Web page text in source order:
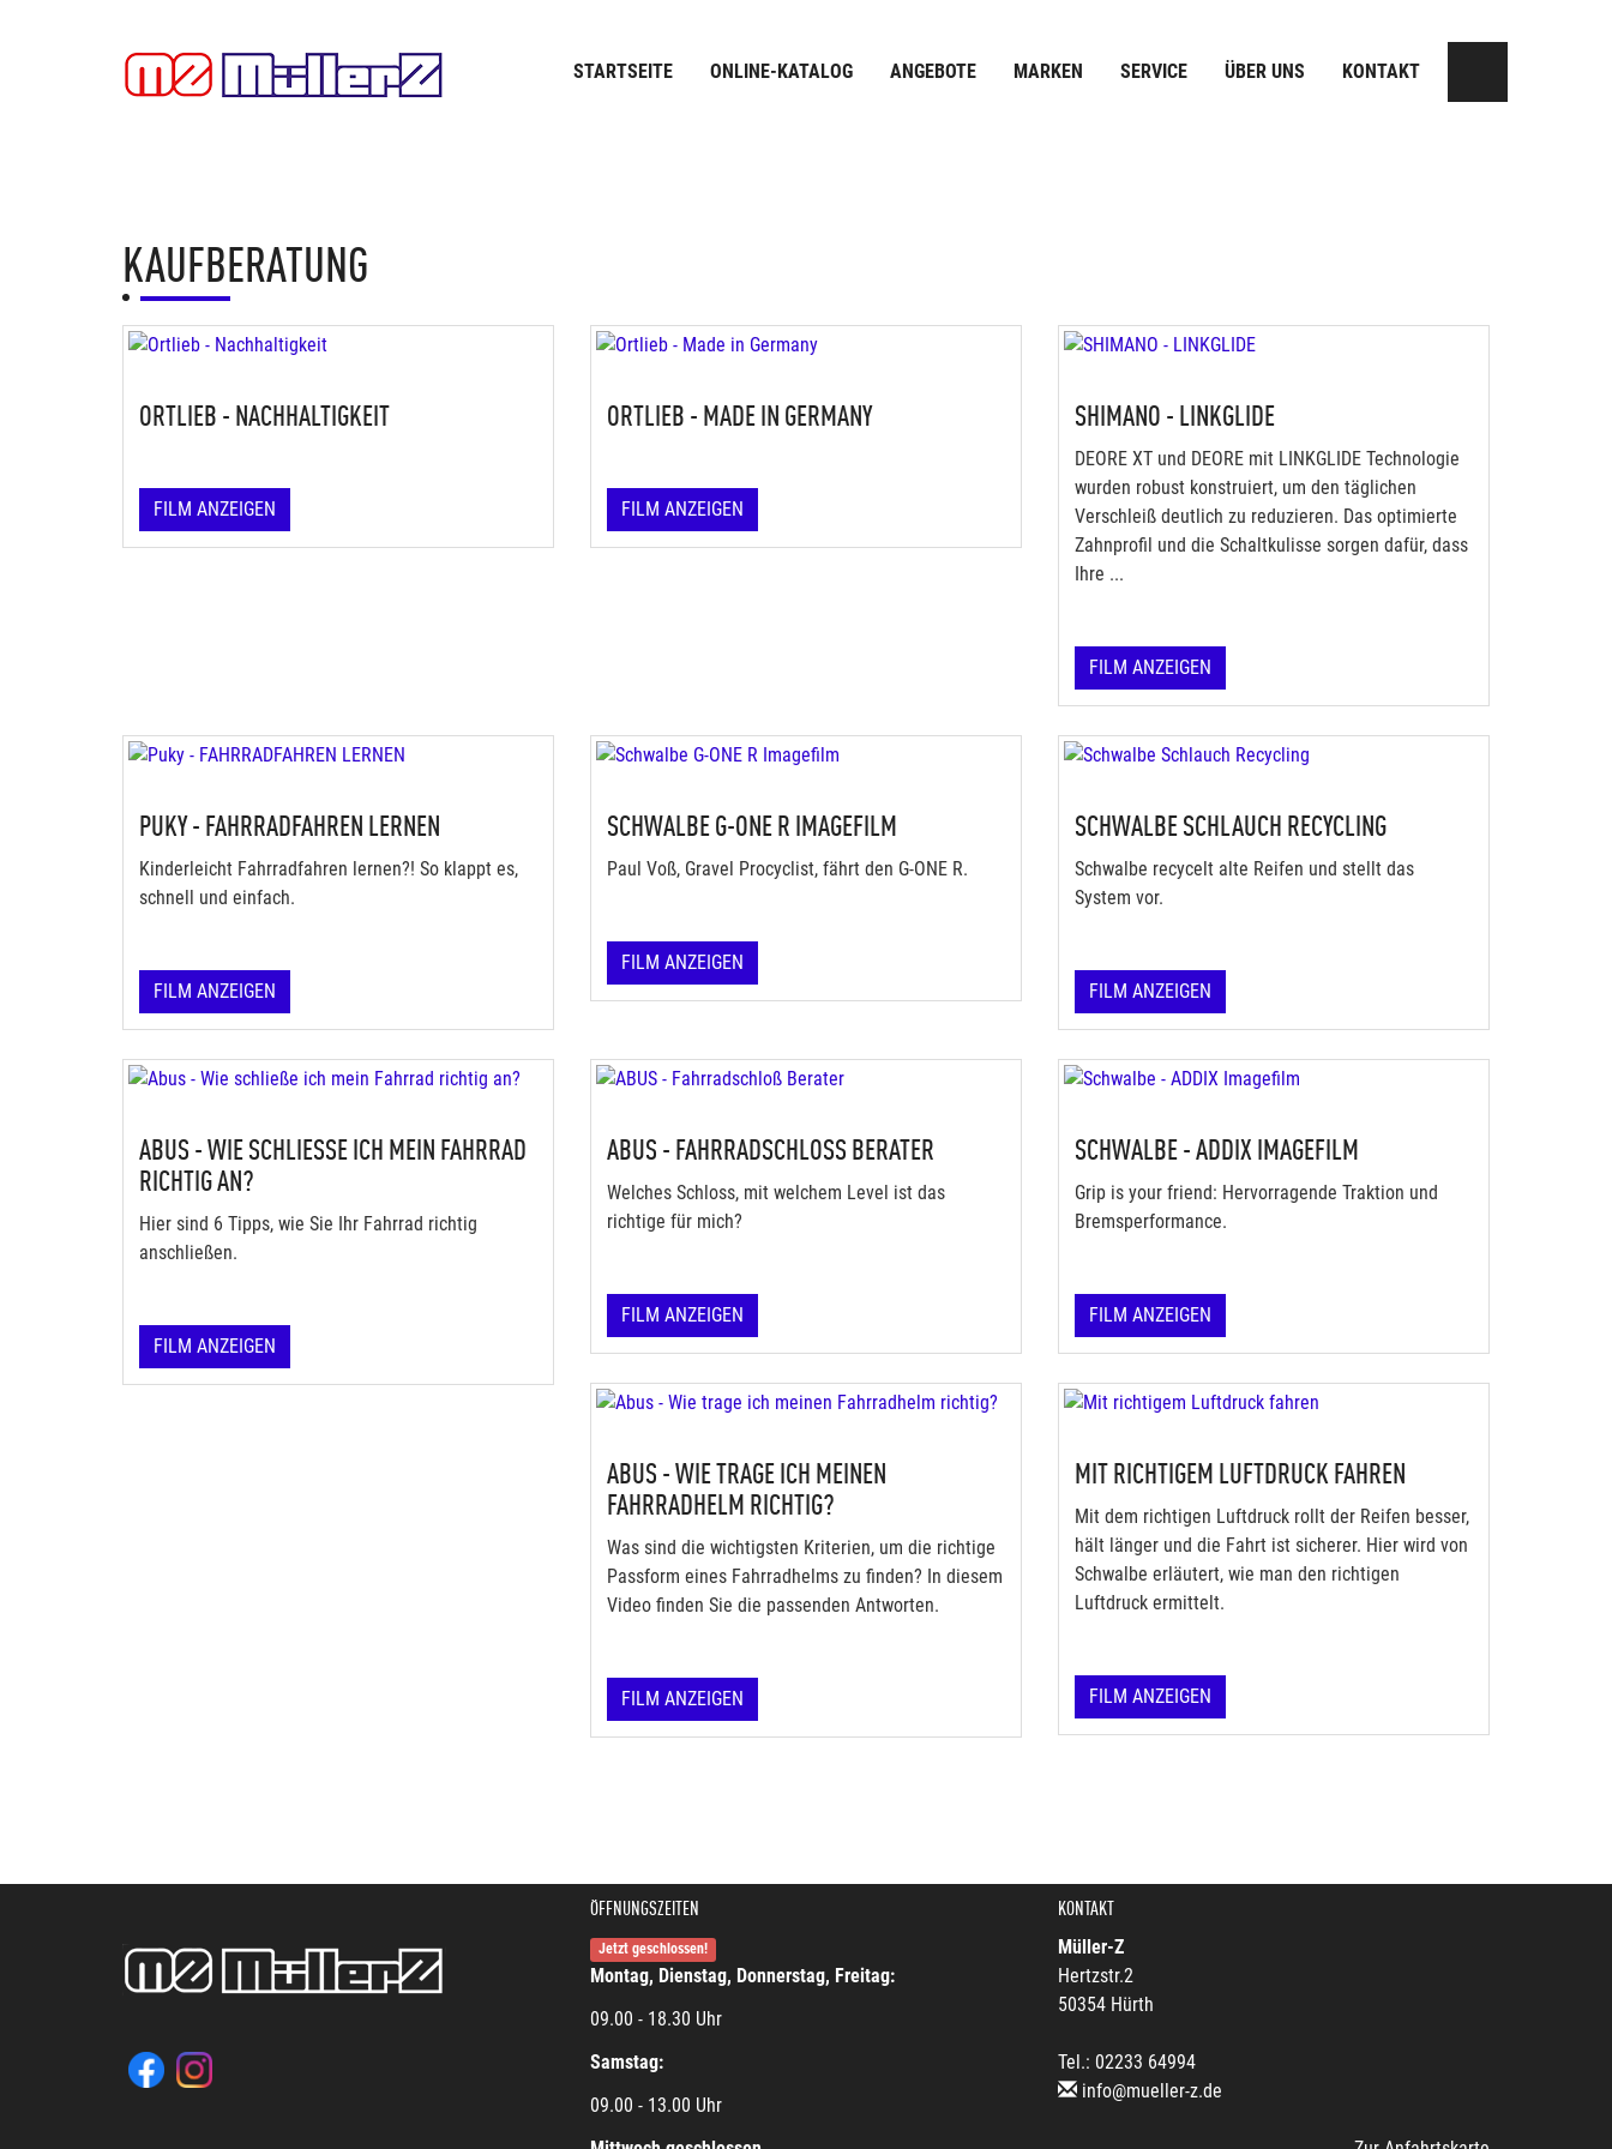
STARTSEITE ONLINE-KATALOG ANGEBOTE MARKEN SERVICE ÜBER UNS KONTAKT
KAUFBERATUNG
ORTLIEB - NACHHALTIGKEIT
FILM ANZEIGEN
ORTLIEB - MADE IN GERMANY
FILM ANZEIGEN
SHIMANO - LINKGLIDE
DEORE XT und DEORE mit LINKGLIDE Technologie
wurden robust konstruiert, um den täglichen
Verschleiß deutlich zu reduzieren. Das optimierte
Zahnprofil und die Schaltkulisse sorgen dafür, dass
Ihre ...
FILM ANZEIGEN
PUKY - FAHRRADFAHREN LERNEN
Kinderleicht Fahrradfahren lernen?! So klappt es,
schnell und einfach.
FILM ANZEIGEN
SCHWALBE G-ONE R IMAGEFILM
Paul Voß, Gravel Procyclist, fährt den G-ONE R.
FILM ANZEIGEN
SCHWALBE SCHLAUCH RECYCLING
Schwalbe recycelt alte Reifen und stellt das
System vor.
FILM ANZEIGEN
ABUS - WIE SCHLIESSE ICH MEIN FAHRRAD R
ICHTIG AN?
Hier sind 6 Tipps, wie Sie Ihr Fahrrad richtig
anschließen.
FILM ANZEIGEN
ABUS - FAHRRADSCHLOSS BERATER
Welches Schloss, mit welchem Level ist das
richtige für mich?
FILM ANZEIGEN
SCHWALBE - ADDIX IMAGEFILM
Grip is your friend: Hervorragende Traktion und
Bremsperformance.
FILM ANZEIGEN
ABUS - WIE TRAGE ICH MEINEN
FAHRRADHELM RICHTIG?
Was sind die wichtigsten Kriterien, um die richtige
Passform eines Fahrradhelms zu finden? In diesem
Video finden Sie die passenden Antworten.
FILM ANZEIGEN
MIT RICHTIGEM LUFTDRUCK FAHREN
Mit dem richtigen Luftdruck rollt der Reifen besser,
hält länger und die Fahrt ist sicherer. Hier wird von
Schwalbe erläutert, wie man den richtigen
Luftdruck ermittelt.
FILM ANZEIGEN
ÖFFNUNGSZEITEN
Jetzt geschlossen!
Montag, Dienstag, Donnerstag, Freitag:
09.00 - 18.30 Uhr
Samstag:
09.00 - 13.00 Uhr
KONTAKT
Müller-Z
Hertzstr.2
50354 Hürth
Tel.: 02233 64994
info@mueller-z.de